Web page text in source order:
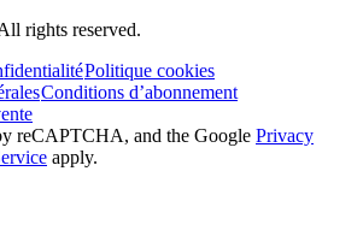
rights reserved.
Politique cookies
Conditions d’abonnement
reCAPTCHA, and the Google Privacy
apply.